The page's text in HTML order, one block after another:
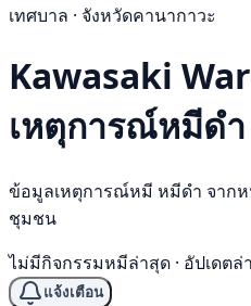
เทศบาล · จังหวัดคานากาวะ
Kawasaki
เหตุการณ์หมีดำ
ข้อมูลเหตุการณ์หมี หมีดำ จากห
ชุมชน
ไม่มีกิจกรรมหมีล่าสุด · อัปเดตล่
แจ้งเตือน